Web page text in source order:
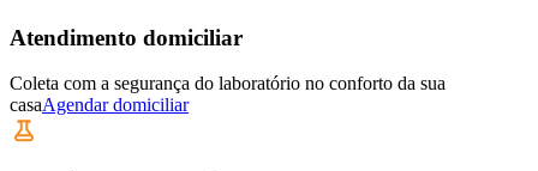
Atendimento domiciliar
Coleta com a segurança do laboratório no conforto da sua
casaAgendar domiciliar